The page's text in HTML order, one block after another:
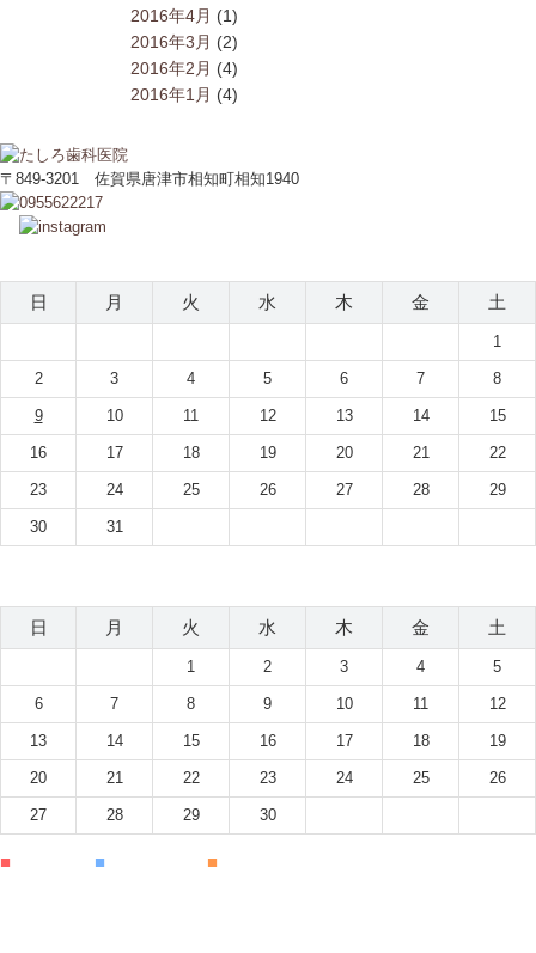
2016年4月 (1)
2016年3月 (2)
2016年2月 (4)
2016年1月 (4)
〒849-3201 佐賀県唐津市相知町相知1940
日 月 火 水 木 金 土
1
2 3 4 5 6 7 8
9 10 11 12 13 14 15
16 17 18 19 20 21 22
23 24 25 26 27 28 29
30 31
日 月 火 水 木 金 土
1 2 3 4 5
6 7 8 9 10 11 12
13 14 15 16 17 18 19
20 21 22 23 24 25 26
27 28 29 30
■ ■ ■